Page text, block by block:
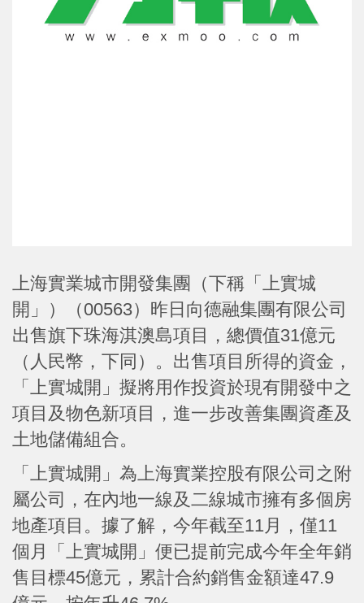
上海實業城市開發集團（下稱「上實城
開」）（00563）昨日向德融集團有限公司
出售旗下珠海淇澳島項目，總價值31億元
（人民幣，下同）。出售項目所得的資金，
「上實城開」擬將用作投資於現有開發中之
項目及物色新項目，進一步改善集團資產及
土地儲備組合。
「上實城開」為上海實業控股有限公司之附
屬公司，在內地一線及二線城市擁有多個房
地產項目。據了解，今年截至11月，僅11
個月「上實城開」便已提前完成今年全年銷
售目標45億元，累計合約銷售金額達47.9